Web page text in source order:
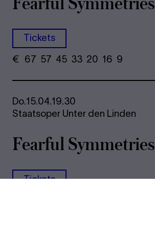
Tickets
€ ​ 67 57 45​ 33 20 16​ 9
Do.15.04.19.30
Staatsoper Unter den Linden
Fearful Symmetries
Tickets